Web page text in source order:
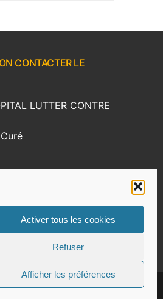
Activer tous les cookies
Refuser
Afficher les préférences
CONTACTER LE
LUTTER CONTRE